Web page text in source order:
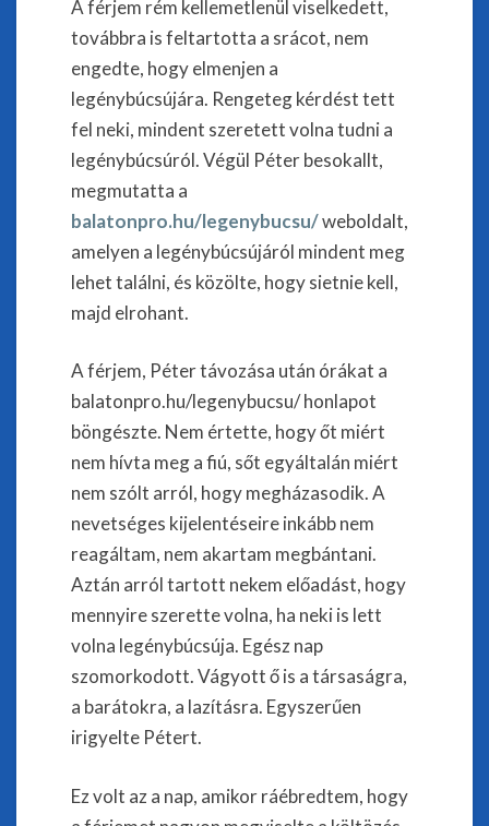
A férjem rém kellemetlenül viselkedett,
továbbra is feltartotta a srácot, nem
engedte, hogy elmenjen a
legénybúcsújára. Rengeteg kérdést tett
fel neki, mindent szeretett volna tudni a
legénybúcsúról. Végül Péter besokallt,
megmutatta a
balatonpro.hu/legenybucsu/weboldalt,
amelyen a legénybúcsújáról mindent meg
lehet találni, és közölte, hogy sietnie kell,
majd elrohant.
A férjem, Péter távozása után órákat a
balatonpro.hu/legenybucsu/ honlapot
böngészte. Nem értette, hogy őt miért
nem hívta meg a fiú, sőt egyáltalán miért
nem szólt arról, hogy megházasodik. A
nevetséges kijelentéseire inkább nem
reagáltam, nem akartam megbántani.
Aztán arról tartott nekem előadást, hogy
mennyire szerette volna, ha neki is lett
volna legénybúcsúja. Egész nap
szomorkodott. Vágyott ő is a társaságra,
a barátokra, a lazításra. Egyszerűen
irigyelte Pétert.
Ez volt az a nap, amikor ráébredtem, hogy